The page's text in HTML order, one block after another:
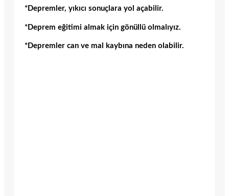
*Depremler, yıkıcı sonuçlara yol açabilir.
*Deprem eğitimi almak için gönüllü olmalıyız.
*Depremler can ve mal kaybına neden olabilir.